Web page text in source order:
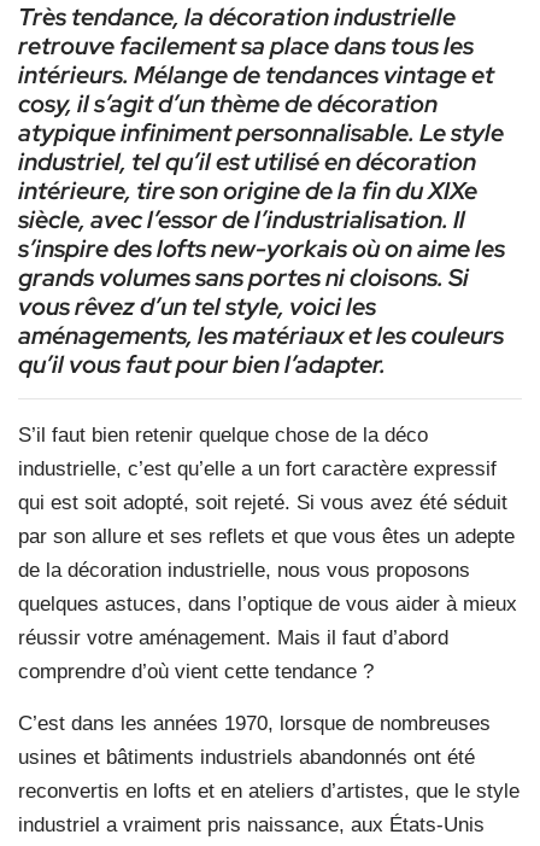
Très tendance, la décoration industrielle
retrouve facilement sa place dans tous les
intérieurs. Mélange de tendances vintage et
cosy, il s’agit d’un thème de décoration
atypique infiniment personnalisable. Le style
industriel, tel qu’il est utilisé en décoration
intérieure, tire son origine de la fin du XIXe
siècle, avec l’essor de l’industrialisation. Il
s’inspire des lofts new-yorkais où on aime les
grands volumes sans portes ni cloisons. Si
vous rêvez d’un tel style, voici les
aménagements, les matériaux et les couleurs
qu’il vous faut pour bien l’adapter.
S’il faut bien retenir quelque chose de la déco
industrielle, c’est qu’elle a un fort caractère expressif
qui est soit adopté, soit rejeté. Si vous avez été séduit
par son allure et ses reflets et que vous êtes un adepte
de la décoration industrielle, nous vous proposons
quelques astuces, dans l’optique de vous aider à mieux
réussir votre aménagement. Mais il faut d’abord
comprendre d’où vient cette tendance ?
C’est dans les années 1970, lorsque de nombreuses
usines et bâtiments industriels abandonnés ont été
reconvertis en lofts et en ateliers d’artistes, que le style
industriel a vraiment pris naissance, aux États-Unis